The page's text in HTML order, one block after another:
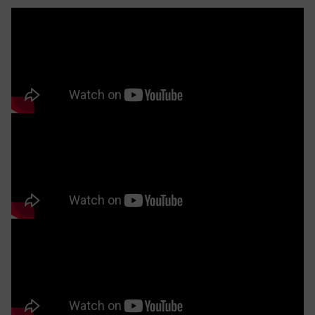
kiến trúc sư với đội ngũ thợ thi công để đảm bảo bàn
luôn ổn định, không bị lật hay nghiêng.
Bàn đảo bất đối xứng ZBD 01 không chỉ ấn tượng về
công từ gỗ nguyên khối dày dặn, mang lại sự vững